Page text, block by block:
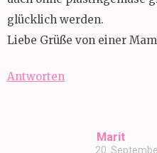
glücklich werden.
Liebe Grüße von einer
Antworten
Marit
20.